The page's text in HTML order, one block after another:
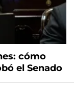
cómo
el Senado